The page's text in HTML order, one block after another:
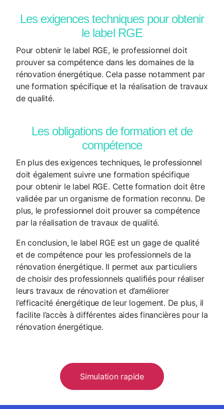
Les exigences techniques pour obtenir
le label RGE
Pour obtenir le label RGE, le professionnel doit
prouver sa compétence dans les domaines de la
rénovation énergétique. Cela passe notamment par
une formation spécifique et la réalisation de travaux
de qualité.
Les obligations de formation et de
compétence
En plus des exigences techniques, le professionnel
doit également suivre une formation spécifique
pour obtenir le label RGE. Cette formation doit être
validée par un organisme de formation reconnu. De
plus, le professionnel doit prouver sa compétence
par la réalisation de travaux de qualité.
En conclusion, le label RGE est un gage de qualité
et de compétence pour les professionnels de la
rénovation énergétique. Il permet aux particuliers
de choisir des professionnels qualifiés pour réaliser
leurs travaux de rénovation et d’améliorer
l’efficacité énergétique de leur logement. De plus, il
facilite l’accès à différentes aides financières pour la
rénovation énergétique.
Simulation rapide